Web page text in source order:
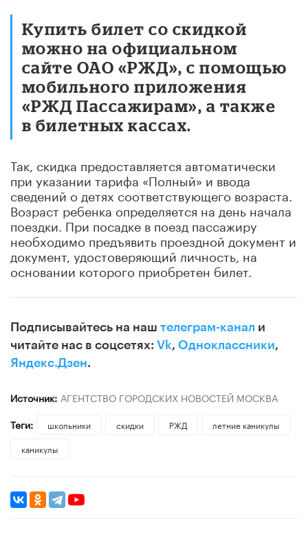
Купить билет со скидкой
можно на официальном
сайте ОАО «РЖД», с помощью
мобильного приложения
«РЖД Пассажирам», а также
в билетных кассах.
Так, скидка предоставляется автоматически
при указании тарифа «Полный» и ввода
сведений о детях соответствующего возраста.
Возраст ребенка определяется на день начала
поездки. При посадке в поезд пассажиру
необходимо предъявить проездной документ и
документ, удостоверяющий личность, на
основании которого приобретен билет.
Подписывайтесь на наш телеграм-канал и
читайте нас в соцсетях: Vk, Одноклассники,
Яндекс.Дзен.
Источник: АГЕНТСТВО ГОРОДСКИХ НОВОСТЕЙ МОСКВА
Теги:
школьники скидки РЖД
летние каникулы
каникулы